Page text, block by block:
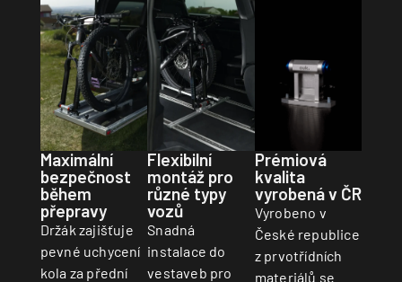
Maximální
bezpečnost
během
přepravy
Držák zajišťuje
pevné uchycení
kola za přední
Flexibilní
montáž pro
různé typy
vozů
Snadná
instalace do
vestaveb pro
Prémiová
kvalita
vyrobená v ČR
Vyrobeno v
České republice
z prvotřídních
materiálů se